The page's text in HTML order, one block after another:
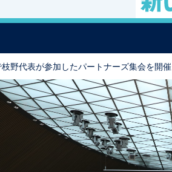
野代表が参加したパートナーズ集会を開催